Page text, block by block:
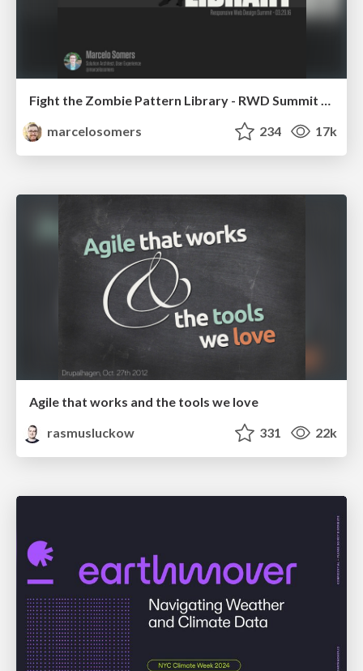
marcelosomers
234 17k
Agile that works and the tools we love
rasmusluckow
331 22k